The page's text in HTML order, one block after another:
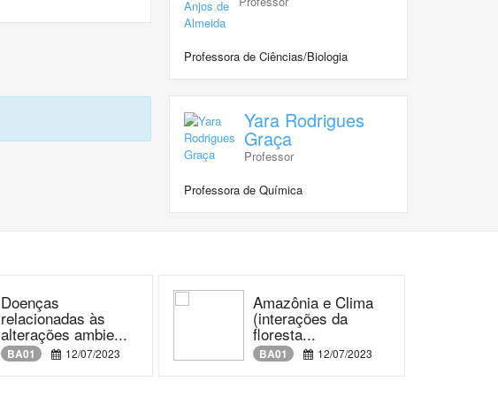
Professora de Ciências/Biologia
Yara Rodrigues
Graça
Professor
Professora de Química
Doenças
relacionadas às
alterações ambie...
BA01 12/07/2023
Amazônia e Clima
(interações da
floresta...
BA01 12/07/2023